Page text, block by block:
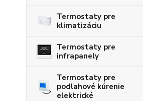
Termostaty pre
klimatizáciu
Termostaty pre
infrapanely
Termostaty pre
podlahové kúrenie
elektrické